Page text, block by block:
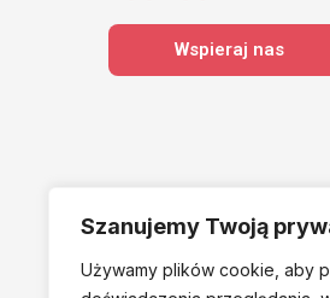
Szanujemy Twoją
Używamy plików cookie, aby
Wspieraj nas
Należymy do